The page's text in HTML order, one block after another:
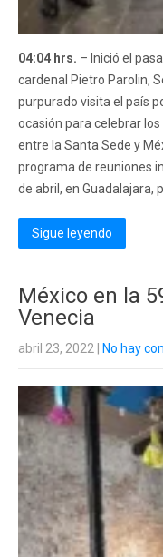
04:04 hrs. – Inició el
cardenal Pietro Parolin,
purpurado visita el país
ocasión para celebrar
entre la Santa Sede y
programa de reuniones
de abril, en Guadalajara,
Sigue leyendo
México en la
Venecia
abril 23, 2022 No hay